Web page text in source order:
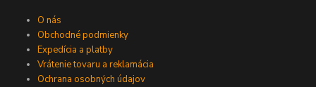
O nás
Obchodné podmienky
Expedícia a platby
Vrátenie tovaru a reklamácia
Ochrana osobných údajov